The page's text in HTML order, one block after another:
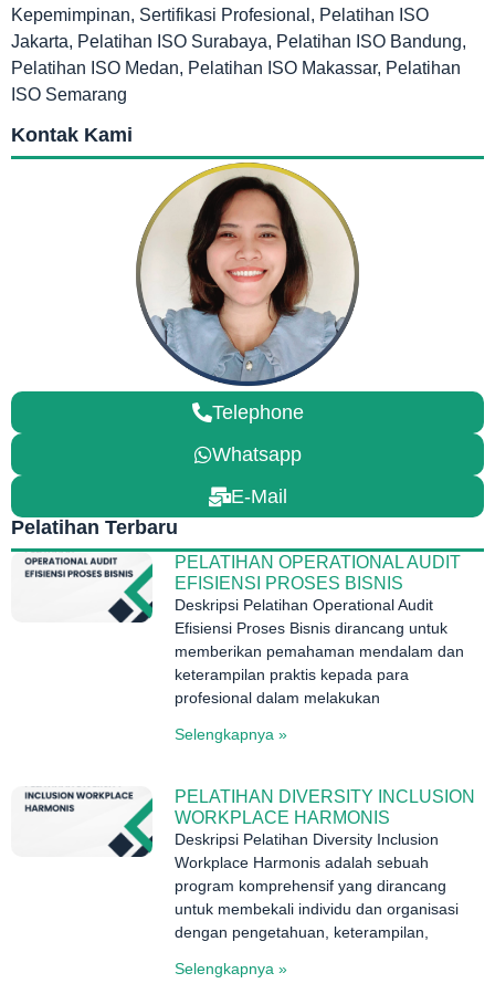
Kepemimpinan, Sertifikasi Profesional, Pelatihan ISO
Jakarta, Pelatihan ISO Surabaya, Pelatihan ISO Bandung,
Pelatihan ISO Medan, Pelatihan ISO Makassar, Pelatihan
ISO Semarang
Kontak Kami
Telephone
Whatsapp
E-Mail
Pelatihan Terbaru
PELATIHAN OPERATIONAL AUDIT
EFISIENSI PROSES BISNIS
Deskripsi Pelatihan Operational Audit
Efisiensi Proses Bisnis dirancang untuk
memberikan pemahaman mendalam dan
keterampilan praktis kepada para
profesional dalam melakukan
Selengkapnya »
PELATIHAN DIVERSITY INCLUSION
WORKPLACE HARMONIS
Deskripsi Pelatihan Diversity Inclusion
Workplace Harmonis adalah sebuah
program komprehensif yang dirancang
untuk membekali individu dan organisasi
dengan pengetahuan, keterampilan,
Selengkapnya »